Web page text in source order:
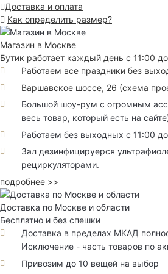
Доставка и оплата
Как определить размер?
Магазин в Москве
Бутик работает каждый день с 11:00
Работаем все праздники без
Варшавское шоссе, 26 (схема
Большой шоу-рум с огромным
весь товар, который есть на
Работаем без выходных с 11:00
Зал дезинфицируерся
рециркуляторами.
подробнее >>
Доставка по Москве и области
Бесплатно и без спешки
Доставка в пределах МКАД
Исключение - часть товаров по
Привозим до 10 вещей на выбор